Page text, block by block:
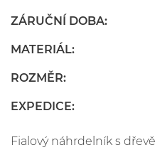
ZÁRUČNÍ DOBA:
MATERIÁL:
ROZMĚR:
EXPEDICE:
Fialový náhrdelník s